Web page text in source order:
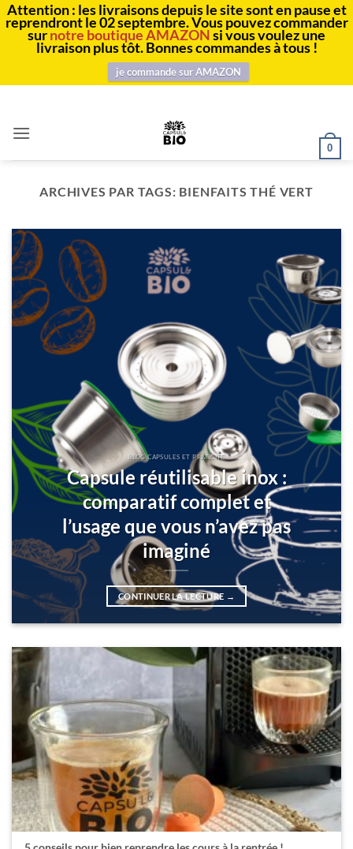
Attention : les livraisons depuis le site sont en pause et
reprendront le 02 septembre. Vous pouvez commander
surnotre boutique AMAZONsi vous voulez une
livraison plus tôt. Bonnes commandes à tous !
je commande sur AMAZON
contenu
0
ARCHIVES PAR TAGS: BIENFAITS THÉ VERT
BLOG CAPSULES ET PRATICITÉ
Capsule réutilisable inox :
comparatif complet et
l’usage que vous n’avez pas
imaginé
CONTINUER LA LECTURE →